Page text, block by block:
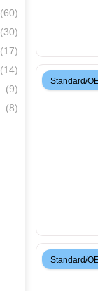
(60)
(30)
(17)
(14)
(9)
(8)
Standard/
Standard/